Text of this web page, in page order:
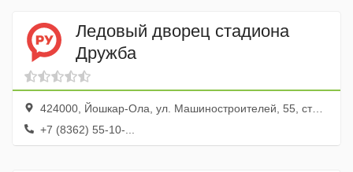
Ледовый дворец стадиона
Дружба
424000, Йошкар-Ола, ул. Машиностроителей, 55, стадион Дружба
+7 (8362) 55-10-...